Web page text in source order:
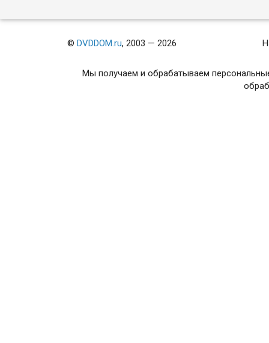
©DVDDOM.ru, 2003 — 2026
Мы получаем и обрабатываем